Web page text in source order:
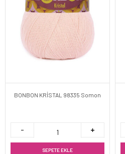
BONBON KRİSTAL 98335 Somon
SEPETE EKLE